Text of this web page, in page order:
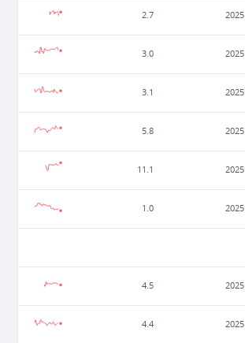
2025
2.7
2025
3.0
2025
3.1
2025
5.8
2025
11.1
2025
1.0
2025
4.5
2025
4.4